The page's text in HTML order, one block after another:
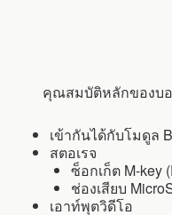
คุณสมบัติหลักของบอ
เข้ากันได้กับโมดูล
สตอเรจ
ซ็อกเก็ต M-key
ช่องเสียบ
เอาท์พุตวิดีโอ